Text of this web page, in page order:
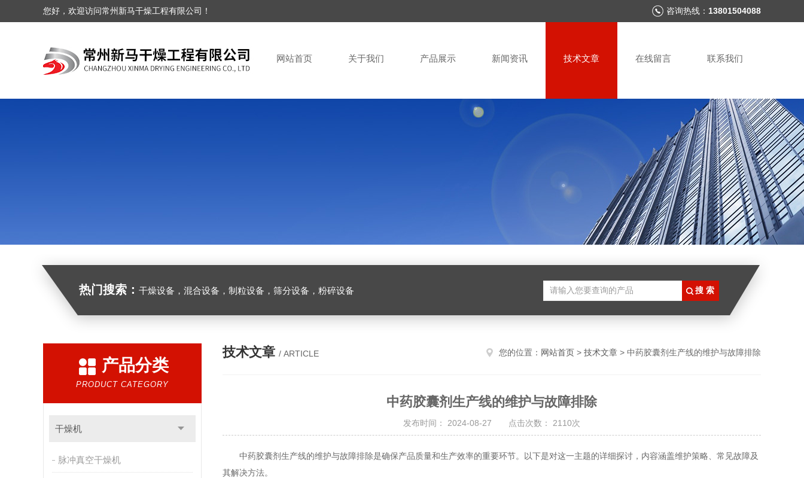
您好，欢迎访问常州新马干燥工程有限公司！ 咨询热线： 13801504088
网站首页 关于我们 产品展示 新闻资讯 技术文章 在线留言 联系我们
热门搜索： 干燥设备，混合设备，制粒设备，筛分设备，粉碎设备
产品分类
PRODUCT CATEGORY
干燥机
脉冲真空干燥机
技术文章 / ARTICLE 您的位置： 网站首页 > 技术文章 > 中药胶囊剂生产线的维护与故障排除
中药胶囊剂生产线的维护与故障排除
发布时间： 2024-08-27 点击次数： 2110次
中药胶囊剂生产线的维护与故障排除是确保产品质量和生产效率的重要环节。以下是对这一主题的详细探讨，内容涵盖维护策略、常见故障及
其解决方法。